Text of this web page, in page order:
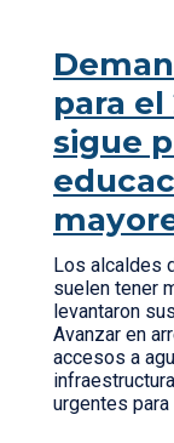
para
sigue
Los alcaldes
suelen tener
levantaron
Avanzar en
accesos a
urgentes